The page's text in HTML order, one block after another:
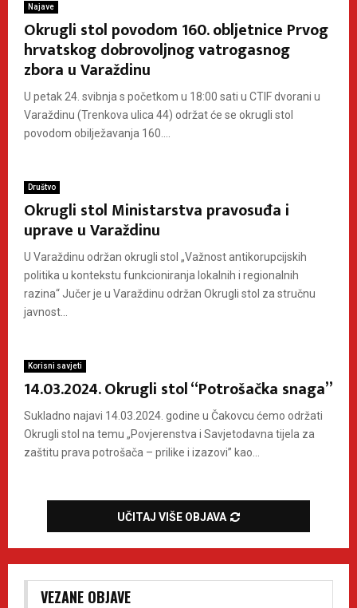
Najave
Okrugli stol povodom 160. obljetnice Prvog
hrvatskog dobrovoljnog vatrogasnog
zbora u Varaždinu
U petak 24. svibnja s početkom u 18:00 sati u CTIF dvorani u
Varaždinu (Trenkova ulica 44) održat će se okrugli stol
povodom obilježavanja 160....
Društvo
Okrugli stol Ministarstva pravosuđa i
uprave u Varaždinu
U Varaždinu održan okrugli stol „Važnost antikorupcijskih
politika u kontekstu funkcioniranja lokalnih i regionalnih
razina“ Jučer je u Varaždinu održan Okrugli stol za stručnu
javnost...
Korisni savjeti
14.03.2024. Okrugli stol “Potrošačka snaga”
Sukladno najavi 14.03.2024. godine u Čakovcu ćemo održati
Okrugli stol na temu „Povjerenstva i Savjetodavna tijela za
zaštitu prava potrošača – prilike i izazovi” kao...
UČITAJ VIŠE OBJAVA
VEZANE OBJAVE